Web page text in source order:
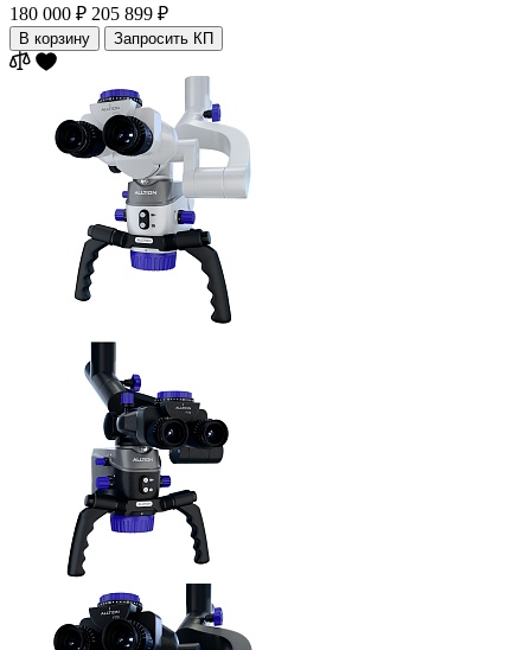
180 000 ₽ 205 899 ₽
В корзину Запросить КП